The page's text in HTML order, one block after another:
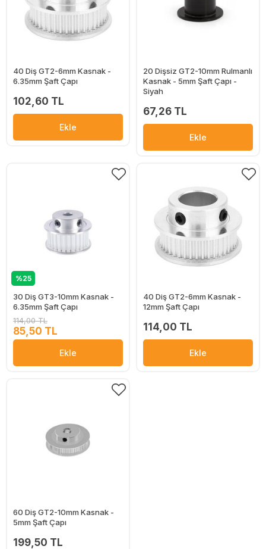
40 Diş GT2-6mm Kasnak -
6.35mm Şaft Çapı
102,60 TL
Ekle
20 Dişsiz GT2-10mm Rulmanlı
Kasnak - 5mm Şaft Çapı -
Siyah
67,26 TL
Ekle
%25
30 Diş GT3-10mm Kasnak -
6.35mm Şaft Çapı
114,00 TL
85,50 TL
Ekle
40 Diş GT2-6mm Kasnak -
12mm Şaft Çapı
114,00 TL
Ekle
60 Diş GT2-10mm Kasnak -
5mm Şaft Çapı
199,50 TL